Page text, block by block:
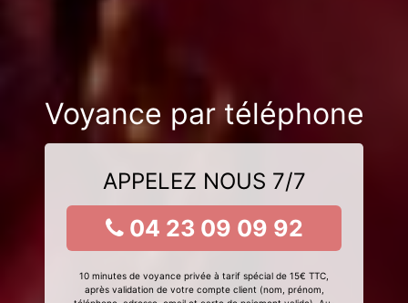
Voyance par téléphone
APPELEZ NOUS 7/7
04 23 09 09 92
10 minutes de voyance privée à tarif spécial de 15€ TTC,
après validation de votre compte client (nom, prénom,